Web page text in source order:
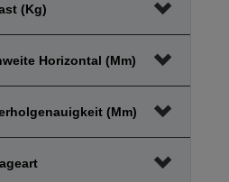
(kg)
Horizontal (mm)
(mm)